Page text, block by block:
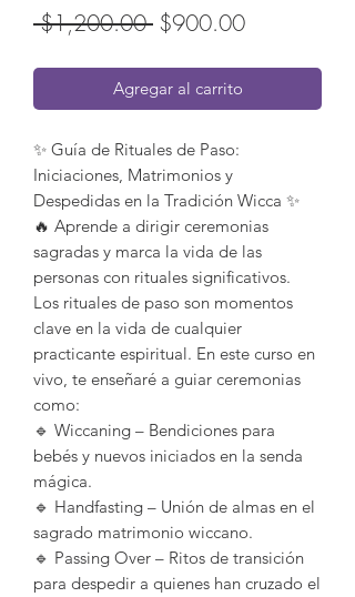
$1,200.00 Precio
$900.00Precio
Agregar al carrito
✨ Guía de Rituales de Paso:
Iniciaciones, Matrimonios y
Despedidas en la Tradición Wicca ✨
🔥 Aprende a dirigir ceremonias
sagradas y marca la vida de las
personas con rituales significativos.
Los rituales de paso son momentos
clave en la vida de cualquier
practicante espiritual. En este curso en
vivo, te enseñaré a guiar ceremonias
como:
🔹 Wiccaning – Bendiciones para
bebés y nuevos iniciados en la senda
mágica.
🔹 Handfasting – Unión de almas en el
sagrado matrimonio wiccano.
🔹 Passing Over – Ritos de transición
para despedir a quienes han cruzado el